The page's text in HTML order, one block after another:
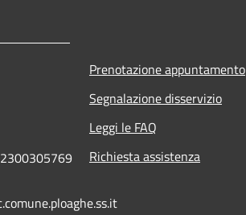
Prenotazione appuntamento
Segnalazione disservizio
Leggi le FAQ
Richiesta assistenza